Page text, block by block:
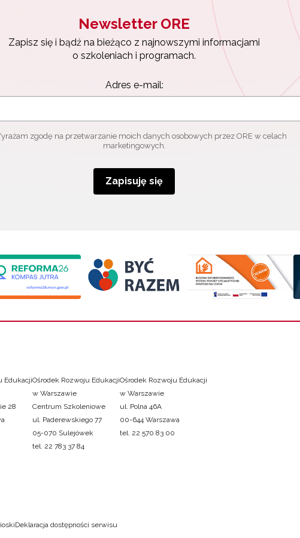
Newsletter ORE
Zapisz się i bądź na bieżąco z najnowszymi informacjami
o szkoleniach i programach.
Adres e-mail:
zgodę na przetwarzanie moich danych osobowych przez ORE w celach
marketingowych.
Zapisuję się
Edukacji
28
Ośrodek Rozwoju Edukacji
w Warszawie
Centrum Szkoleniowe
ul. Paderewskiego 77
05-070 Sulejówek
tel. 22 783 37 84
Ośrodek Rozwoju Edukacji
w Warszawie
ul. Polna 46A
00-644 Warszawa
tel. 22 570 83 00
Deklaracja dostępności serwisu